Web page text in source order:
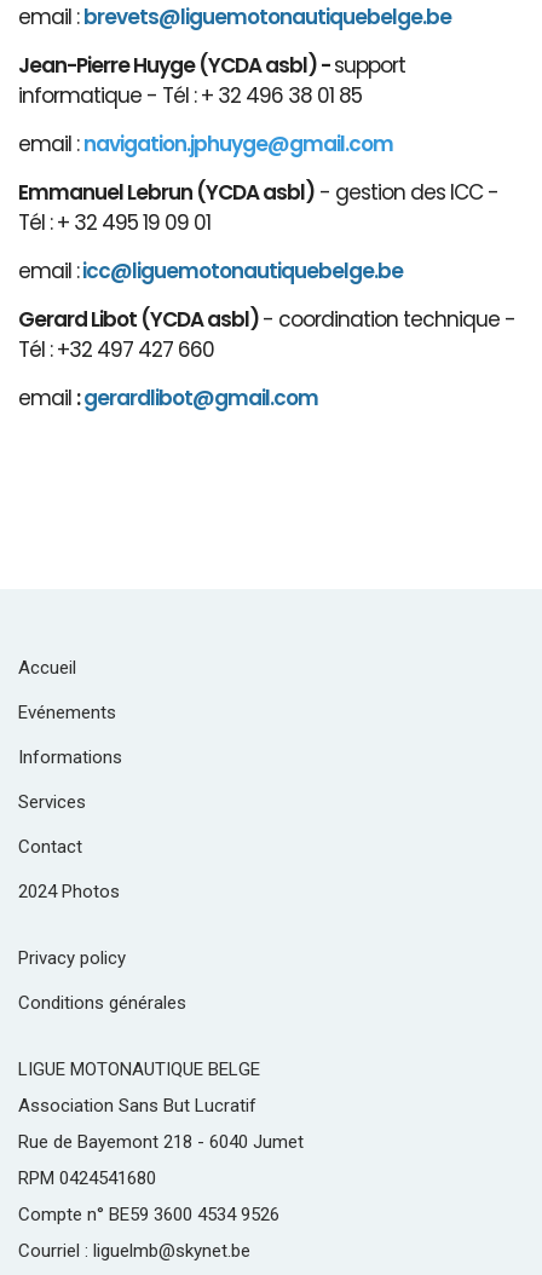
email :brevets@liguemotonautiquebelge.be
Jean-Pierre Huyge (YCDA asbl) -support
informatique - Tél : + 32 496 38 01 85
email :navigation.jphuyge@gmail.com
Emmanuel Lebrun (YCDA asbl) - gestion des ICC -
Tél : + 32 495 19 09 01
email :icc@liguemotonautiquebelge.be
Gerard Libot (YCDA asbl)- coordination technique -
Tél : +32 497 427 660
email :gerardlibot@gmail.com
Accueil
Evénements
Informations
Services
Contact
2024 Photos
Privacy policy
Conditions générales
LIGUE MOTONAUTIQUE BELGE
Association Sans But Lucratif
Rue de Bayemont 218 - 6040 Jumet
RPM 0424541680
Compte n° BE59 3600 4534 9526
Courriel : liguelmb@skynet.be